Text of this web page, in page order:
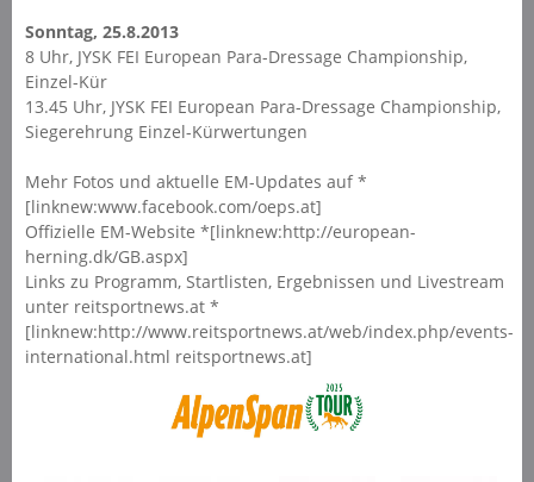
Sonntag, 25.8.2013
8 Uhr, JYSK FEI European Para-Dressage Championship,
Einzel-Kür
13.45 Uhr, JYSK FEI European Para-Dressage Championship,
Siegerehrung Einzel-Kürwertungen
Mehr Fotos und aktuelle EM-Updates auf *
[linknew:www.facebook.com/oeps.at]
Offizielle EM-Website *[linknew:http://european-
herning.dk/GB.aspx]
Links zu Programm, Startlisten, Ergebnissen und Livestream
unter reitsportnews.at *
[linknew:http://www.reitsportnews.at/web/index.php/events-
international.html reitsportnews.at]